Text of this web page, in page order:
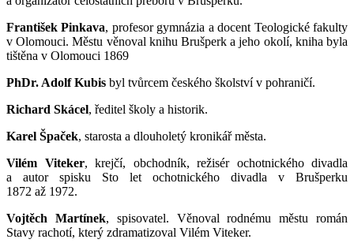
František Pinkava, profesor gymnázia a docent Teologické fakulty
v Olomouci. Městu věnoval knihu Brušperk a jeho okolí, kniha byla
tištěna v Olomouci 1869
PhDr. Adolf Kubis byl tvůrcem českého školství v pohraničí.
Richard Skácel, ředitel školy a historik.
Karel Špaček, starosta a dlouholetý kronikář města.
Vilém Viteker, krejčí, obchodník, režisér ochotnického divadla
a autor spisku Sto let ochotnického divadla v Brušperku
1872 až 1972.
Vojtěch Martínek, spisovatel. Věnoval rodnému městu román
Stavy rachotí, který zdramatizoval Vilém Viteker.